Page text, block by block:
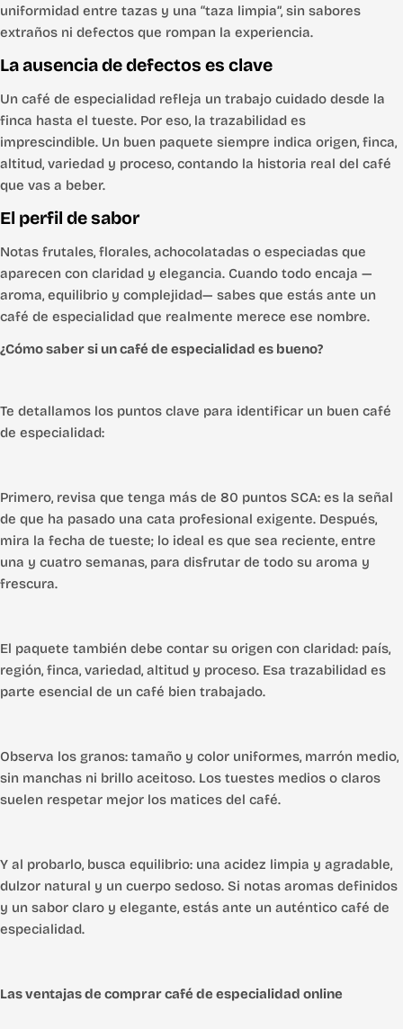
uniformidad entre tazas y una “taza limpia”, sin sabores
extraños ni defectos que rompan la experiencia.
La ausencia de defectos es clave
Un café de especialidad refleja un trabajo cuidado desde la
finca hasta el tueste. Por eso, la trazabilidad es
imprescindible. Un buen paquete siempre indica origen, finca,
altitud, variedad y proceso, contando la historia real del café
que vas a beber.
El perfil de sabor
Notas frutales, florales, achocolatadas o especiadas que
aparecen con claridad y elegancia. Cuando todo encaja —
aroma, equilibrio y complejidad— sabes que estás ante un
café de especialidad que realmente merece ese nombre.
¿Cómo saber si un café de especialidad es bueno?
Te detallamos los puntos clave para identificar un buen café
de especialidad:
Primero, revisa que tenga más de 80 puntos SCA: es la señal
de que ha pasado una cata profesional exigente. Después,
mira la fecha de tueste; lo ideal es que sea reciente, entre
una y cuatro semanas, para disfrutar de todo su aroma y
frescura.
El paquete también debe contar su origen con claridad: país,
región, finca, variedad, altitud y proceso. Esa trazabilidad es
parte esencial de un café bien trabajado.
Observa los granos: tamaño y color uniformes, marrón medio,
sin manchas ni brillo aceitoso. Los tuestes medios o claros
suelen respetar mejor los matices del café.
Y al probarlo, busca equilibrio: una acidez limpia y agradable,
dulzor natural y un cuerpo sedoso. Si notas aromas definidos
y un sabor claro y elegante, estás ante un auténtico café de
especialidad.
Las ventajas de comprar café de especialidad online